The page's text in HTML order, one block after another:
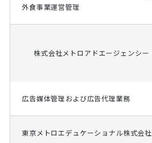
外食事業運営管理
株式会社メトロアドエージェンシー
広告媒体管理および広告代理業務
東京メトロエデュケーショナル株式会社